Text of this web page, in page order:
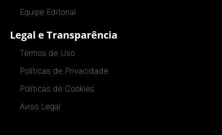
Equipe Editorial
Legal e Transparência
Termos de Uso
Políticas de Privacidade
Políticas de Cookies
Aviso Legal